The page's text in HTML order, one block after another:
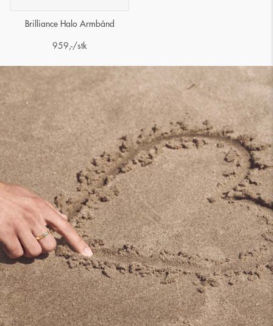
Brilliance Halo Armbånd
959 ,-/stk